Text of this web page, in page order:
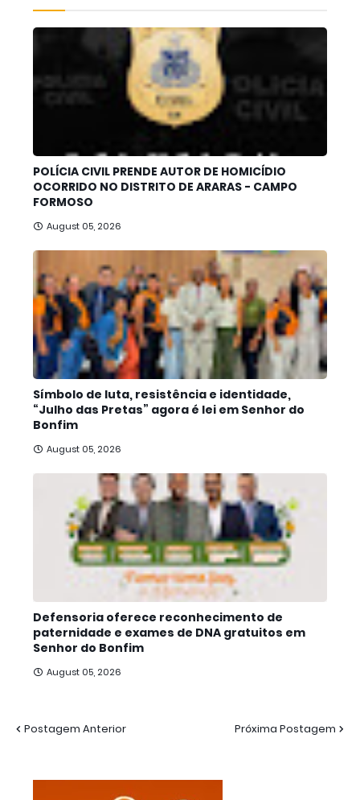
POLÍCIA CIVIL PRENDE AUTOR DE HOMICÍDIO
OCORRIDO NO DISTRITO DE ARARAS - CAMPO
FORMOSO
August 05, 2026
Símbolo de luta, resistência e identidade,
“Julho das Pretas” agora é lei em Senhor do
Bonfim
August 05, 2026
Defensoria oferece reconhecimento de
paternidade e exames de DNA gratuitos em
Senhor do Bonfim
August 05, 2026
Postagem Anterior Próxima Postagem